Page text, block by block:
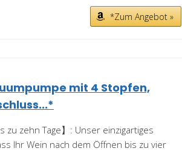
*Zum Angebot »
mit 4 Stopfen,
zu zehn Tage】: Unser einzigartiges
Ihr Wein nach dem Öffnen bis zu vier